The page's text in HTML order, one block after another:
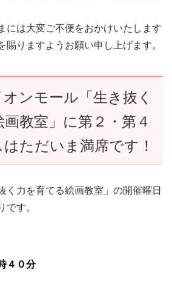
には大変ご不便をおかけいたします
賜りますようお願い申し上げます。
ンモール「生き抜く
教室」に第２・第４
ただいま満席です！
く力を育てる絵画教室」の開催曜日
です。
４０分